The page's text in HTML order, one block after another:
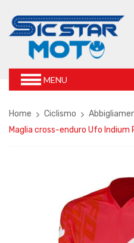
MENU
Home Ciclismo
Maglia cross-enduro Ufo Indium